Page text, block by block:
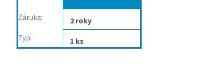
Záruka:
2 roky
Typ: 1 ks